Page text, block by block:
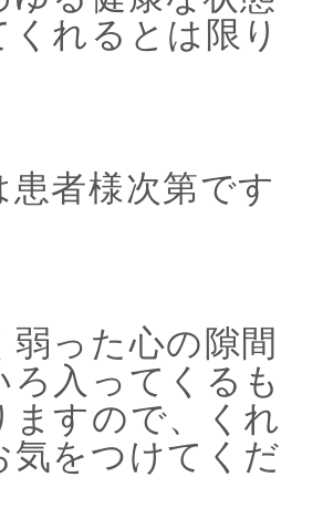
くれるとは限り
患者様次第です
弱った心の隙間
ろ入ってくるも
ますので、くれ
気をつけてくだ